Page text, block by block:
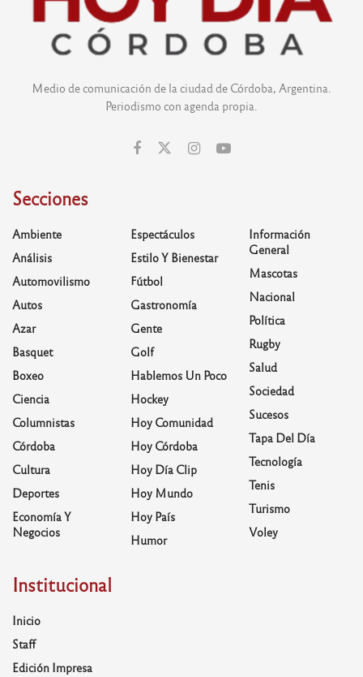
Medio de comunicación de la ciudad de Córdoba, Argentina.
Periodismo con agenda propia.
Secciones
Ambiente
Análisis
Automovilismo
Autos
Azar
Basquet
Boxeo
Ciencia
Columnistas
Córdoba
Cultura
Deportes
Economía Y
Negocios
Espectáculos
Estilo Y Bienestar
Fútbol
Gastronomía
Gente
Golf
Hablemos Un Poco
Hockey
Hoy Comunidad
Hoy Córdoba
Hoy Día Clip
Hoy Mundo
Hoy País
Humor
Información
General
Mascotas
Nacional
Política
Rugby
Salud
Sociedad
Sucesos
Tapa Del Día
Tecnología
Tenis
Turismo
Voley
Institucional
Inicio
Staff
Edición Impresa